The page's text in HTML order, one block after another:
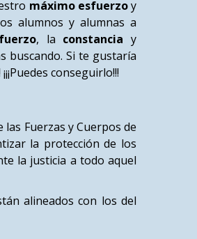
máximo esfuerzoy
alumnos y alumnas a
, la constancia y
buscando. Si te gustaría
conseguirlo!!!
Fuerzas y Cuerpos de
la protección de los
la justicia a todo aquel
alineados con los del